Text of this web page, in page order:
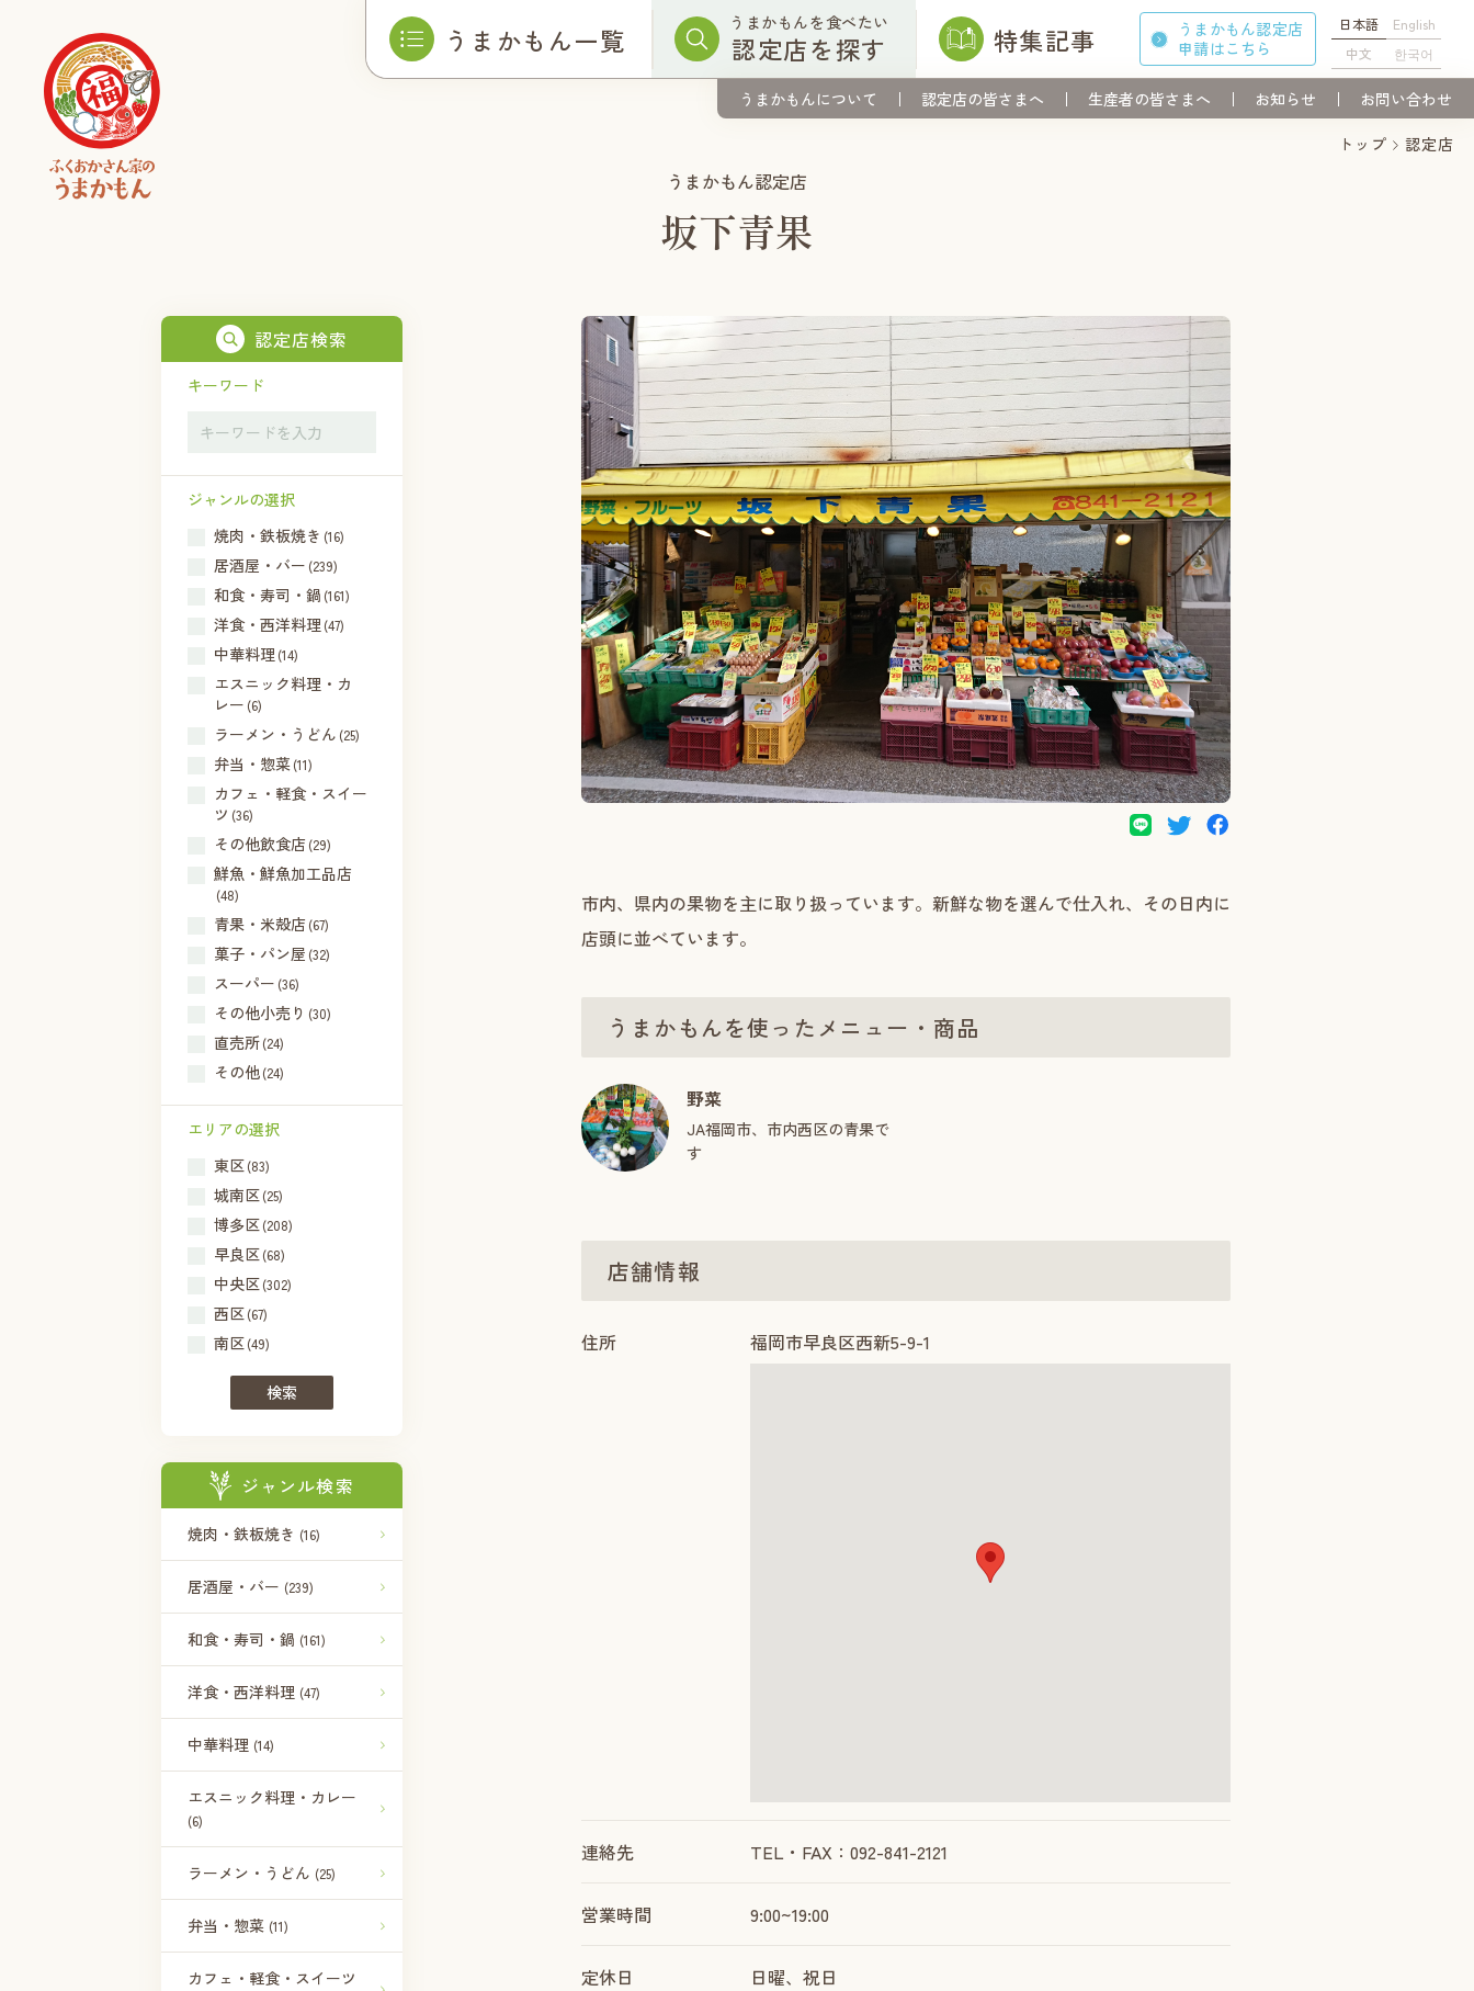
うまかもん一覧 うまかもんを食べたい
認定店を探す 特集記事
うまかもん認定店
申請はこちら
日本語
English
中文
한국어
うまかもんについて 認定店の皆さまへ 生産者の皆さまへ お知らせ お問い合わせ
トップ 認定店
うまかもん認定店
坂下青果
認定店検索
キーワード
ジャンルの選択
焼肉・鉄板焼き (16)
居酒屋・バー (239)
和食・寿司・鍋 (161)
洋食・西洋料理 (47)
中華料理 (14)
エスニック料理・カ
レー (6)
ラーメン・うどん (25)
弁当・惣菜(11)
カフェ・軽食・スイー
ツ (36)
その他飲食店(29)
鮮魚・鮮魚加工品店
(48)
青果・米殻店(67)
菓子・パン屋 (32)
スーパー (36)
その他小売り (30)
直売所(24)
その他(24)
エリアの選択
東区(83)
城南区(25)
博多区(208)
早良区(68)
中央区(302)
西区(67)
南区(49)
検索
ジャンル検索
焼肉・鉄板焼き (16)
居酒屋・バー (239)
和食・寿司・鍋 (161)
洋食・西洋料理 (47)
中華料理 (14)
エスニック料理・カレー
(6)
ラーメン・うどん (25)
弁当・惣菜 (11)
カフェ・軽食・スイーツ
市内、県内の果物を主に取り扱っています。新鮮な物を選んで仕入れ、その日内に
店頭に並べています。
うまかもんを使ったメニュー・商品
野菜
JA福岡市、市内西区の青果で
す
店舗情報
住所 福岡市早良区西新5-9-1
連絡先 TEL・FAX：092-841-2121
営業時間 9:00~19:00
定休日 日曜、祝日